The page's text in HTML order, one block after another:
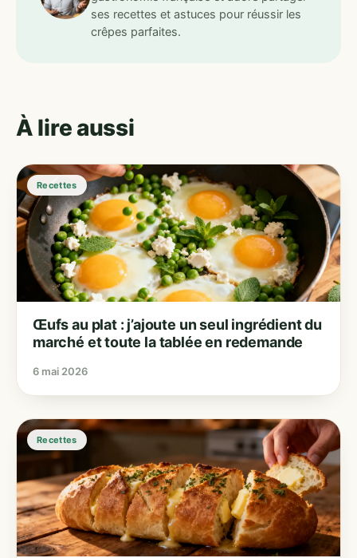
ses recettes et astuces pour réussir les
crêpes parfaites.
À lire aussi
Recettes
Œufs au plat : j’ajoute un seul ingrédient du
marché et toute la tablée en redemande
6 mai 2026
Recettes